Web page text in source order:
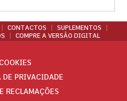
CONTACTOS
SUPLEMENTOS
COMPRE A VERSÃO DIGITAL
COOKIES
DE PRIVACIDADE
RECLAMAÇÕES